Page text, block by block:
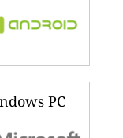
PC